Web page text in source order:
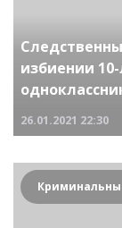
избиении
26.01.2021 22:30